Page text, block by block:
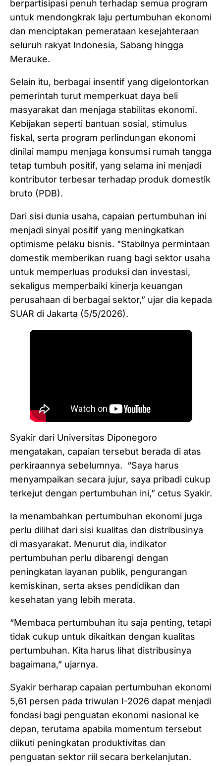
berpartisipasi penuh terhadap semua program
untuk mendongkrak laju pertumbuhan ekonomi
dan menciptakan pemerataan kesejahteraan
seluruh rakyat Indonesia, Sabang hingga
Merauke.
Selain itu, berbagai insentif yang digelontorkan
pemerintah turut memperkuat daya beli
masyarakat dan menjaga stabilitas ekonomi.
Kebijakan seperti bantuan sosial, stimulus
fiskal, serta program perlindungan ekonomi
dinilai mampu menjaga konsumsi rumah tangga
tetap tumbuh positif, yang selama ini menjadi
kontributor terbesar terhadap produk domestik
bruto (PDB).
Dari sisi dunia usaha, capaian pertumbuhan ini
menjadi sinyal positif yang meningkatkan
optimisme pelaku bisnis. "Stabilnya permintaan
domestik memberikan ruang bagi sektor usaha
untuk memperluas produksi dan investasi,
sekaligus memperbaiki kinerja keuangan
perusahaan di berbagai sektor,” ujar dia kepada
SUAR di Jakarta (5/5/2026).
Syakir dari Universitas Diponegoro
mengatakan, capaian tersebut berada di atas
perkiraannya sebelumnya. ‎ ‎“Saya harus
menyampaikan secara jujur, saya pribadi cukup
terkejut dengan pertumbuhan ini,” cetus Syakir.
Ia menambahkan pertumbuhan ekonomi juga
perlu dilihat dari sisi kualitas dan distribusinya
di masyarakat. Menurut dia, indikator
pertumbuhan perlu dibarengi dengan
peningkatan layanan publik, pengurangan
kemiskinan, serta akses pendidikan dan
kesehatan yang lebih merata. ‎ ‎
“Membaca pertumbuhan itu saja penting, tetapi
tidak cukup untuk dikaitkan dengan kualitas
pertumbuhan. Kita harus lihat distribusinya
bagaimana,” ujarnya. ‎‎
Syakir berharap capaian pertumbuhan ekonomi
5,61 persen pada triwulan I-2026 dapat menjadi
fondasi bagi penguatan ekonomi nasional ke
depan, terutama apabila momentum tersebut
diikuti peningkatan produktivitas dan
penguatan sektor riil secara berkelanjutan.